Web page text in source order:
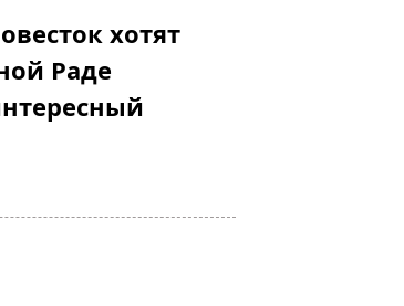
хотят
Раде